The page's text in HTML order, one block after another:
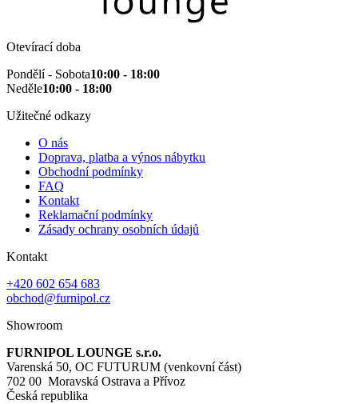
Otevírací doba
Pondělí - Sobota10:00 - 18:00
Neděle10:00 - 18:00
Užitečné odkazy
O nás
Doprava, platba a výnos nábytku
Obchodní podmínky
FAQ
Kontakt
Reklamační podmínky
Zásady ochrany osobních údajů
Kontakt
+420 602 654 683
obchod@furnipol.cz
Showroom
FURNIPOL LOUNGE s.r.o.
Varenská 50, OC FUTURUM (venkovní část)
702 00 Moravská Ostrava a Přívoz
Česká republika